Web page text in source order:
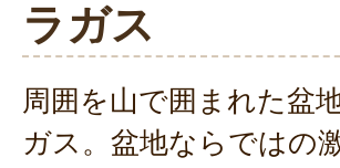
ラガス
周囲を山で囲まれた盆
ガス。盆地ならではの